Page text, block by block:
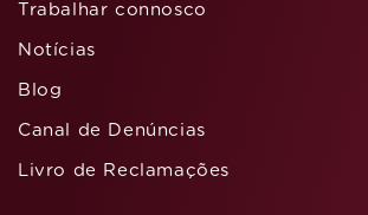
Trabalhar connosco
Notícias
Blog
Canal de Denúncias
Livro de Reclamações